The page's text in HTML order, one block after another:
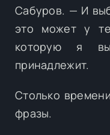
Сабуров. — И
это может у
которую я
принадлежит.
Столько
фразы.